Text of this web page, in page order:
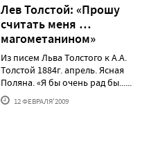
Лев Толстой: «Прошу
считать меня …
магометанином»
Из писем Льва Толстого к А.А.
Толстой 1884г. апрель. Ясная
Поляна. «Я бы очень рад бы......
12 ФЕВРАЛЯ'2009